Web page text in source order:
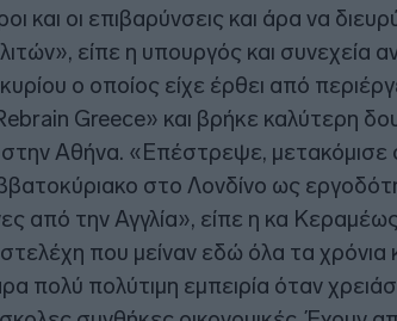
και οι επιβαρύνσεις και άρα να
είπε η υπουργός και συνεχεία
ο οποίος είχε έρθει από
Greece» και βρήκε καλύτερη
στην Αθήνα. «Επέστρεψε, μετακόμισε
στο Λονδίνο ως
από την Αγγλία», είπε η κα
που μείναν εδώ όλα τα χρόνια
πολύ πολύτιμη εμπειρία όταν